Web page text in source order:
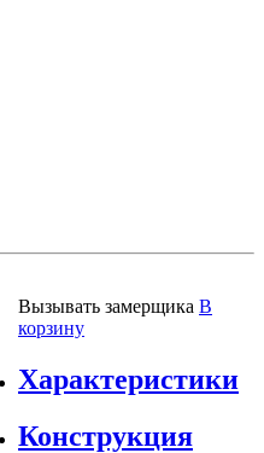
Вызывать замерщика В
корзину
Характеристики
Конструкция